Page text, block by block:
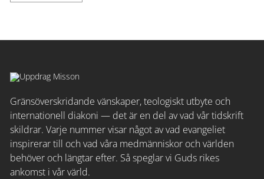
Gränsöverskridande vänskaper, teologiskt utbyte och
internationell diakoni — det är en del av vad vår tidskrift
skildrar. Varje nummer visar något av vad evangeliet
inspirerar till och vad våra medmänniskor och världen
behöver och längtar efter. Så speglar vi Guds rikes
ankomst i vår värld.